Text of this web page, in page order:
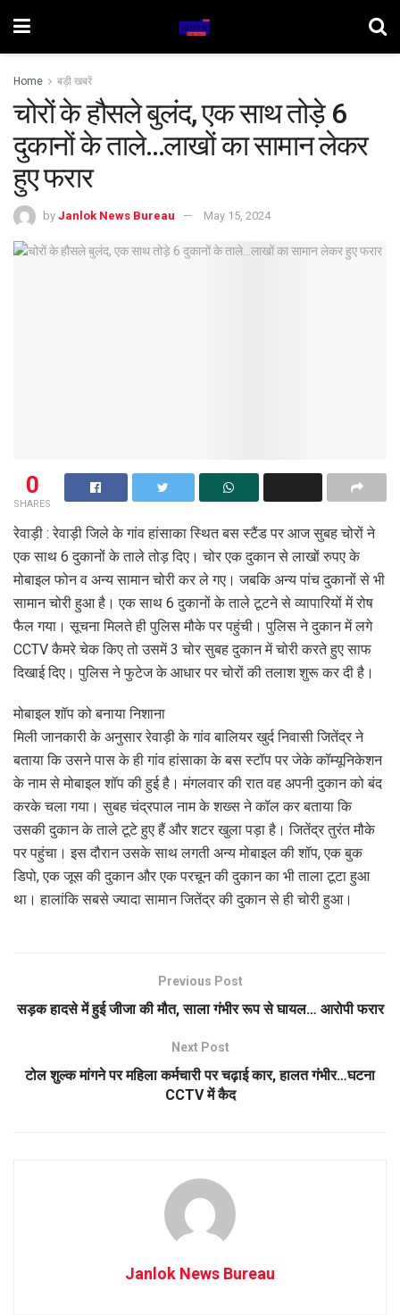
Home बड़ी खबरें
चोरों के हौसले बुलंद, एक साथ तोड़े 6
दुकानों के ताले…लाखों का सामान लेकर
हुए फरार
by Janlok News Bureau May 15, 2024
0
SHARES
रेवाड़ी : रेवाड़ी जिले के गांव हांसाका स्थित बस स्टैंड पर आज सुबह चोरों ने
एक साथ 6 दुकानों के ताले तोड़ दिए। चोर एक दुकान से लाखों रुपए के
मोबाइल फोन व अन्य सामान चोरी कर ले गए। जबकि अन्य पांच दुकानों से भी
सामान चोरी हुआ है। एक साथ 6 दुकानों के ताले टूटने से व्यापारियों में रोष
फैल गया। सूचना मिलते ही पुलिस मौके पर पहुंची। पुलिस ने दुकान में लगे
CCTV कैमरे चेक किए तो उसमें 3 चोर सुबह दुकान में चोरी करते हुए साफ
दिखाई दिए। पुलिस ने फुटेज के आधार पर चोरों की तलाश शुरू कर दी है।
मोबाइल शॉप को बनाया निशाना
मिली जानकारी के अनुसार रेवाड़ी के गांव बालियर खुर्द निवासी जितेंद्र ने
बताया कि उसने पास के ही गांव हांसाका के बस स्टॉप पर जेके कॉम्यूनिकेशन
के नाम से मोबाइल शॉप की हुई है। मंगलवार की रात वह अपनी दुकान को बंद
करके चला गया। सुबह चंद्रपाल नाम के शख्स ने कॉल कर बताया कि
उसकी दुकान के ताले टूटे हुए हैं और शटर खुला पड़ा है। जितेंद्र तुरंत मौके
पर पहुंचा। इस दौरान उसके साथ लगती अन्य मोबाइल की शॉप, एक बुक
डिपो, एक जूस की दुकान और एक परचून की दुकान का भी ताला टूटा हुआ
था। हालांकि सबसे ज्यादा सामान जितेंद्र की दुकान से ही चोरी हुआ।
Previous Post
सड़क हादसे में हुई जीजा की मौत, साला गंभीर रूप से घायल… आरोपी फरार
Next Post
टोल शुल्क मांगने पर महिला कर्मचारी पर चढ़ाई कार, हालत गंभीर…घटना
CCTV में कैद
Janlok News Bureau